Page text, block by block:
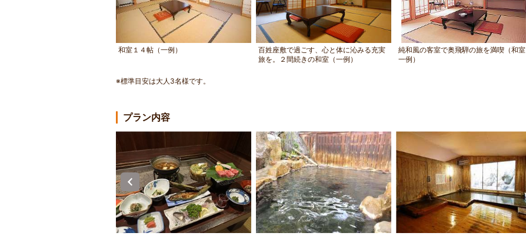
和室１４帖（一例）
百姓座敷で過ごす、心と体に沁みる充実
旅を。２間続きの和室（一例）
純和風の客室で奥飛騨の旅を満喫（和室
一例）
※標準目安は大人3名様です。
プラン内容